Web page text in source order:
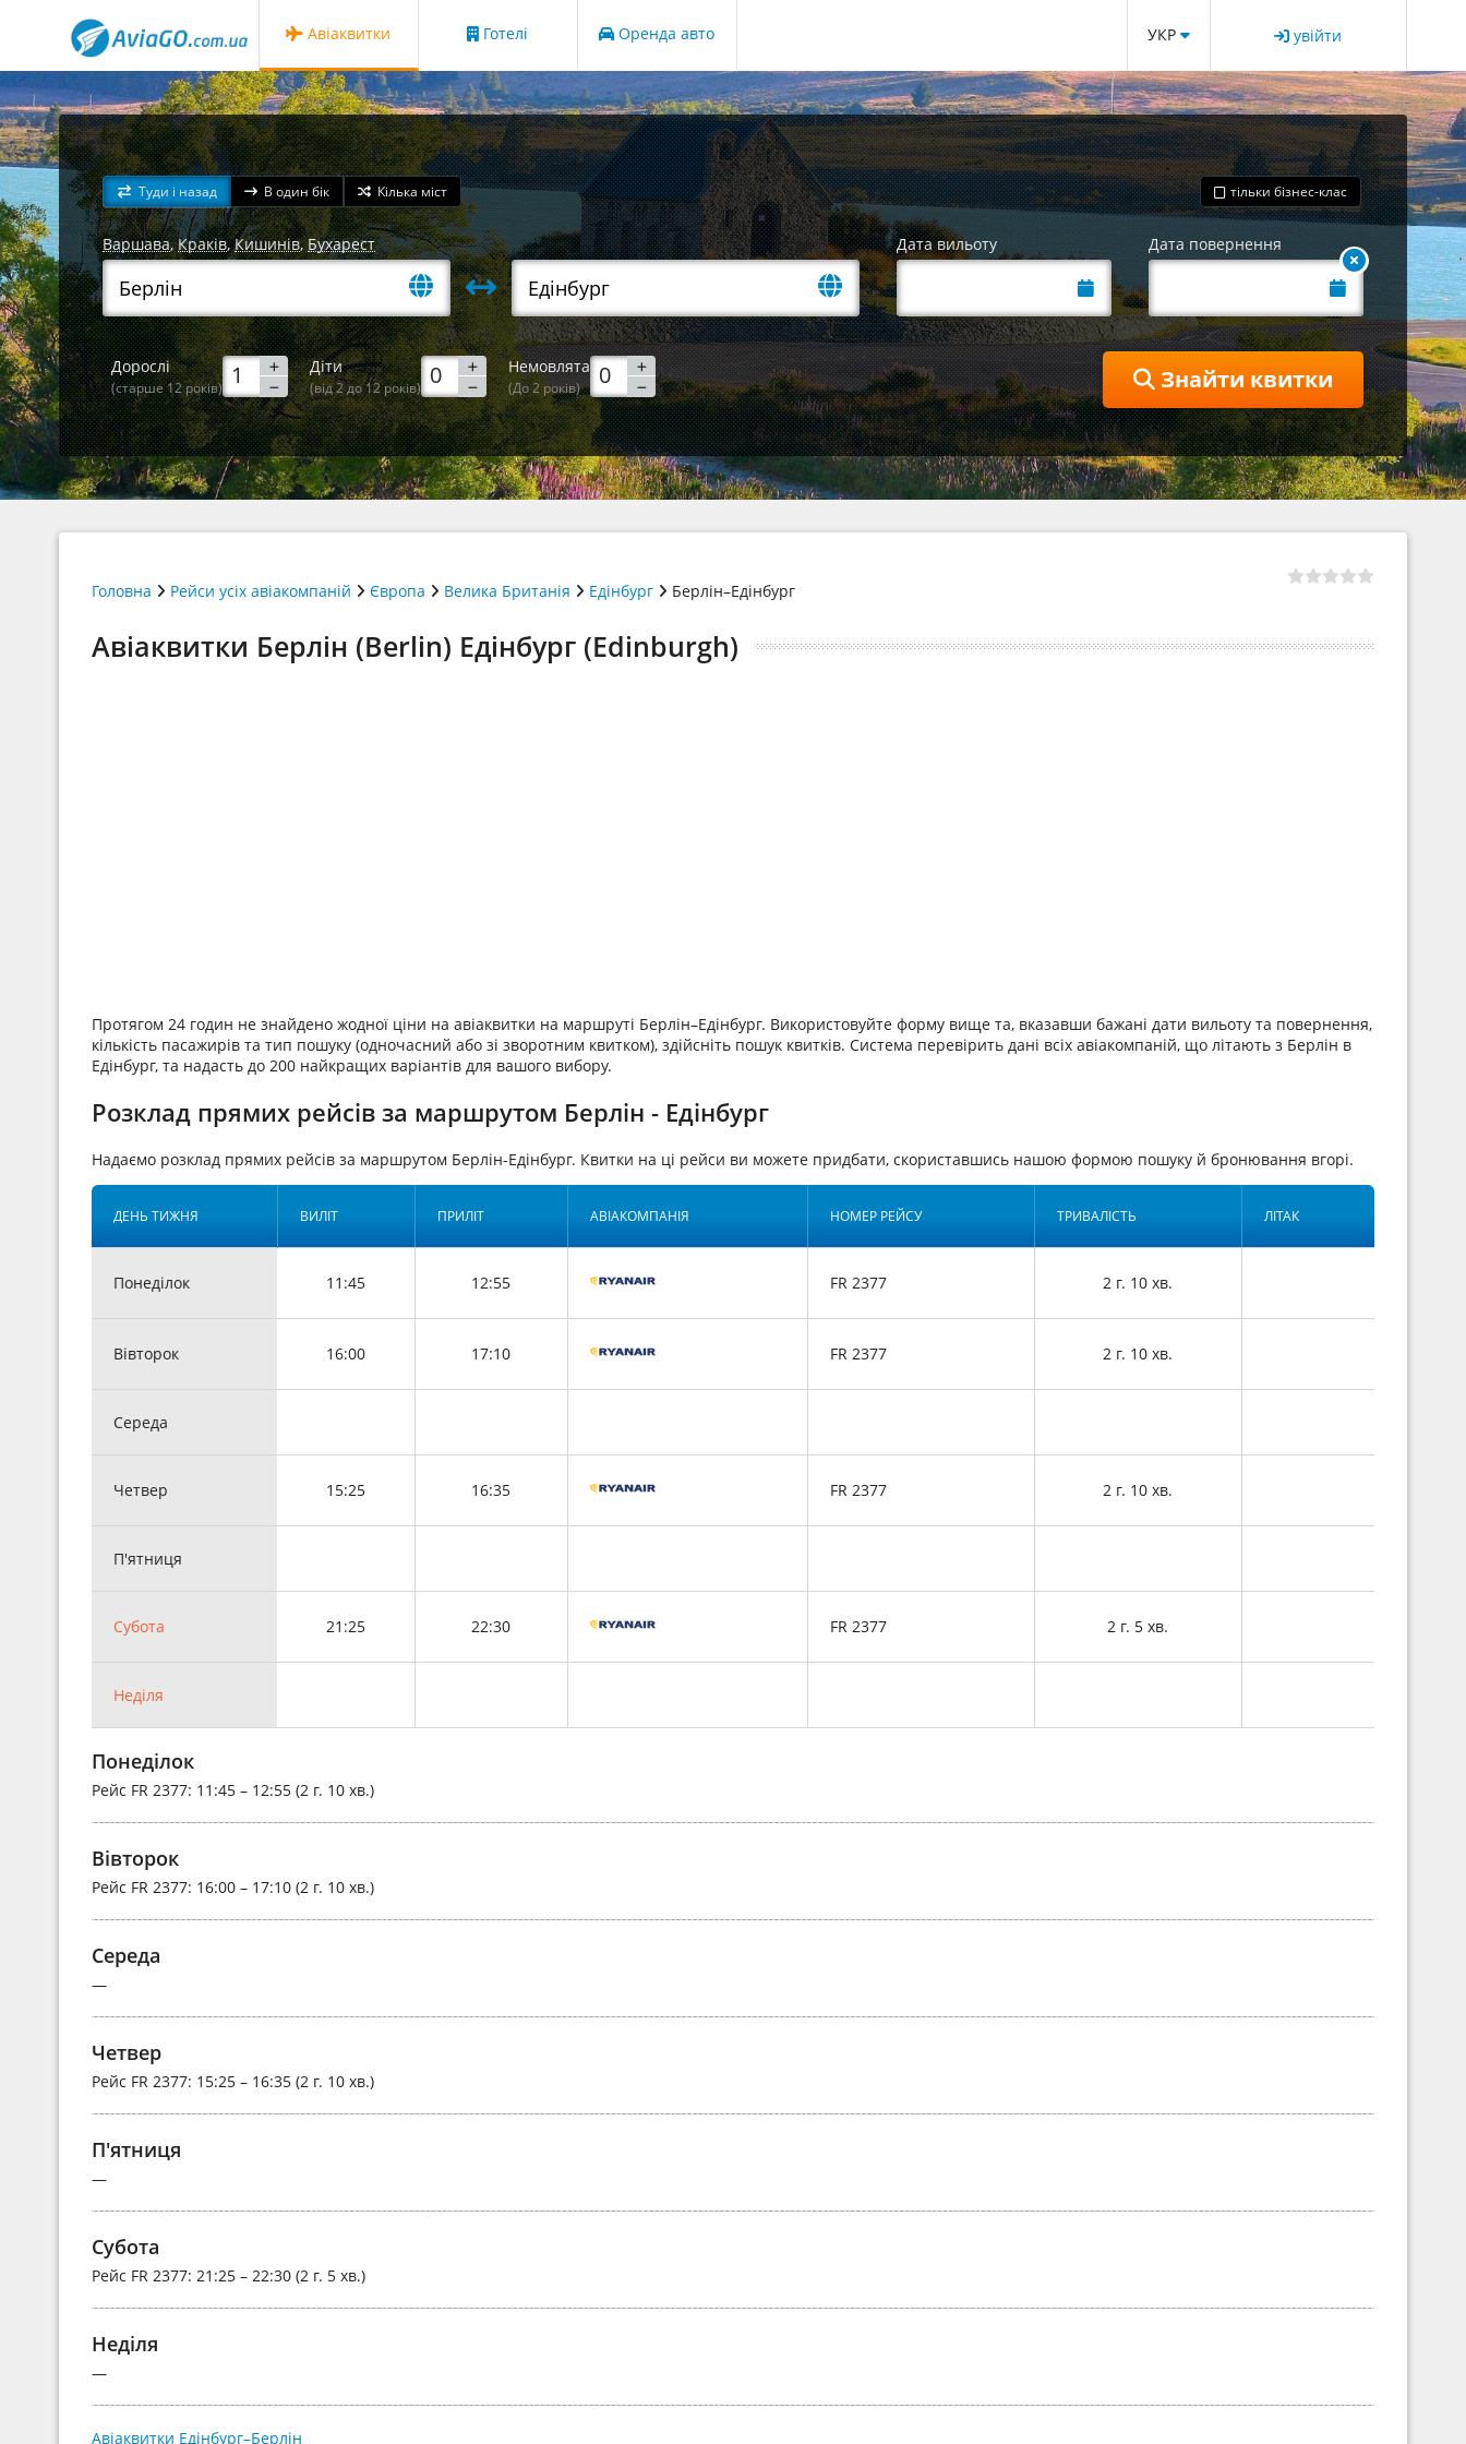
Авіаквитки Готелі Оренда авто УКР увійти
Туди і назад В один бік Кілька міст тільки бізнес-клас
Варшава,Краків,Кишинів,Бухарест Дата вильоту Дата повернення
Дорослі
(старше 12 років)
Діти
(від 2 до 12 років)
Немовлята
(До 2 років) Знайти квитки
Головна Рейси усіх авіакомпаній Європа Велика Британія Едінбург Берлін–Едінбург
Авіаквитки Берлін (Berlin) Едінбург (Edinburgh)
Протягом 24 годин не знайдено жодної ціни на авіаквитки на маршруті Берлін–Едінбург. Використовуйте форму вище та, вказавши бажані дати вильоту та повернення,
кількість пасажирів та тип пошуку (одночасний або зі зворотним квитком), здійсніть пошук квитків. Система перевірить дані всіх авіакомпаній, що літають з Берлін в
Едінбург, та надасть до 200 найкращих варіантів для вашого вибору.
Розклад прямих рейсів за маршрутом Берлін - Едінбург
Надаємо розклад прямих рейсів за маршрутом Берлін-Едінбург. Квитки на ці рейси ви можете придбати, скориставшись нашою формою пошуку й бронювання вгорі.
ДЕНЬ ТИЖНЯ ВИЛІТ ПРИЛІТ АВІАКОМПАНІЯ НОМЕР РЕЙСУ ТРИВАЛІСТЬ ЛІТАК
Понеділок 11:45 12:55 FR 2377 2 г. 10 хв.
Вівторок 16:00 17:10 FR 2377 2 г. 10 хв.
Середа
Четвер 15:25 16:35 FR 2377 2 г. 10 хв.
П'ятниця
Субота 21:25 22:30 FR 2377 2 г. 5 хв.
Неділя
Понеділок
Рейс FR 2377: 11:45 – 12:55 (2 г. 10 хв.)
Вівторок
Рейс FR 2377: 16:00 – 17:10 (2 г. 10 хв.)
Середа
—
Четвер
Рейс FR 2377: 15:25 – 16:35 (2 г. 10 хв.)
П'ятниця
—
Субота
Рейс FR 2377: 21:25 – 22:30 (2 г. 5 хв.)
Неділя
—
Авіаквитки Едінбург–Берлін